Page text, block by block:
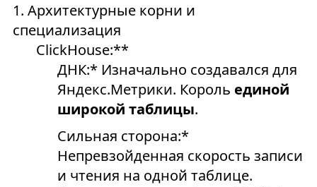
1. Архитектурные корни и
специализация
ClickHouse:**
ДНК:* Изначально создавался для
Яндекс.Метрики. Король единой
широкой таблицы.
Сильная сторона:*
Непревзойденная скорость записи
и чтения на одной таблице.